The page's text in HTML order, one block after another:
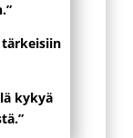
kykyä